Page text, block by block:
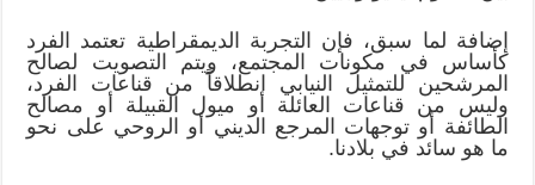
إضافة لما سبق، فإن التجربة الديمقراطية تعتمد الفرد
كأساس في مكونات المجتمع، ويتم التصويت لصالح
المرشحين للتمثيل النيابي انطلاقاً من قناعات الفرد،
وليس من قناعات العائلة أو ميول القبيلة أو مصالح
الطائفة أو توجهات المرجع الديني أو الروحي على نحو
ما هو سائد في بلادنا.